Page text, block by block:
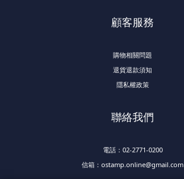
顧客服務
購物相關問題
退貨退款須知
隱私權政策
聯絡我們
電話：02-2771-0200
信箱：ostamp.online@gmail.com